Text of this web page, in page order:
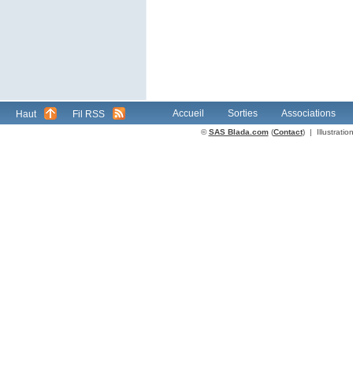
Haut Fil RSS Accueil Sorties Associations
©SAS Blada.com(Contact) |